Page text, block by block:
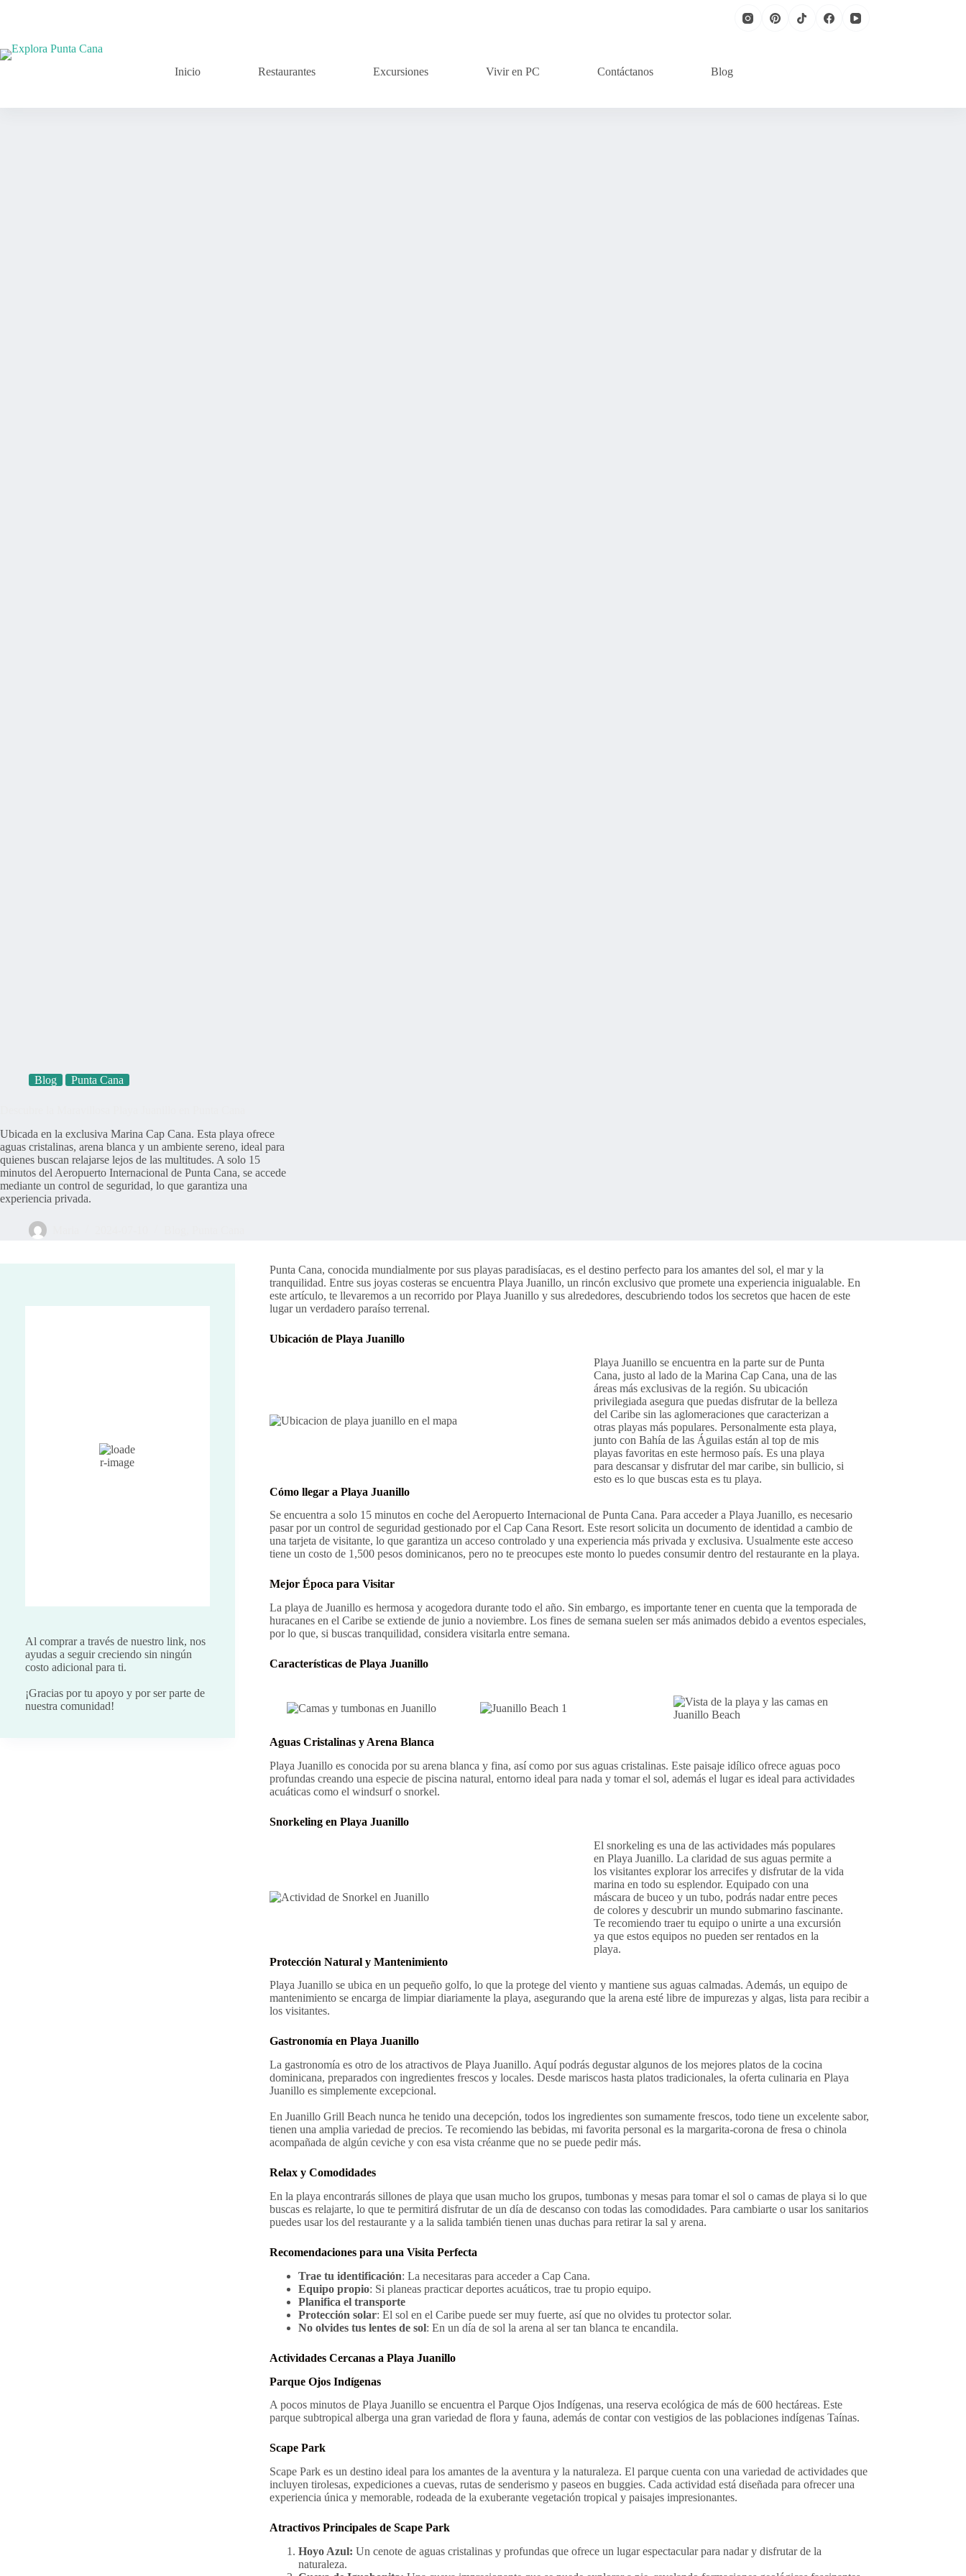
Inicio Restaurantes Excursiones Vivir en PC Contáctanos Blog
Blog Punta Cana
Ubicada en la exclusiva Marina Cap Cana. Esta playa ofrece
aguas cristalinas, arena blanca y un ambiente sereno, ideal para
quienes buscan relajarse lejos de las multitudes. A solo 15
minutos del Aeropuerto Internacional de Punta Cana, se accede
mediante un control de seguridad, lo que garantiza una
experiencia privada.
Punta Cana, conocida mundialmente por sus playas paradisíacas, es el destino perfecto para los amantes del sol, el mar y la
tranquilidad. Entre sus joyas costeras se encuentra Playa Juanillo, un rincón exclusivo que promete una experiencia inigualable. En
este artículo, te llevaremos a un recorrido por Playa Juanillo y sus alrededores, descubriendo todos los secretos que hacen de este
lugar un verdadero paraíso terrenal.
Ubicación de Playa Juanillo
Playa Juanillo se encuentra en la parte sur de Punta
Cana, justo al lado de la Marina Cap Cana, una de las
áreas más exclusivas de la región. Su ubicación
privilegiada asegura que puedas disfrutar de la belleza
del Caribe sin las aglomeraciones que caracterizan a
otras playas más populares. Personalmente esta playa,
junto con Bahía de las Águilas están al top de mis
playas favoritas en este hermoso país. Es una playa
para descansar y disfrutar del mar caribe, sin bullicio, si
esto es lo que buscas esta es tu playa.
Cómo llegar a Playa Juanillo
Se encuentra a solo 15 minutos en coche del Aeropuerto Internacional de Punta Cana. Para acceder a Playa Juanillo, es necesario
pasar por un control de seguridad gestionado por el Cap Cana Resort. Este resort solicita un documento de identidad a cambio de
una tarjeta de visitante, lo que garantiza un acceso controlado y una experiencia más privada y exclusiva. Usualmente este acceso
tiene un costo de 1,500 pesos dominicanos, pero no te preocupes este monto lo puedes consumir dentro del restaurante en la playa.
Mejor Época para Visitar
La playa de Juanillo es hermosa y acogedora durante todo el año. Sin embargo, es importante tener en cuenta que la temporada de
huracanes en el Caribe se extiende de junio a noviembre. Los fines de semana suelen ser más animados debido a eventos especiales,
por lo que, si buscas tranquilidad, considera visitarla entre semana.
Características de Playa Juanillo
Aguas Cristalinas y Arena Blanca
Playa Juanillo es conocida por su arena blanca y fina, así como por sus aguas cristalinas. Este paisaje idílico ofrece aguas poco
profundas creando una especie de piscina natural, entorno ideal para nada y tomar el sol, además el lugar es ideal para actividades
acuáticas como el windsurf o snorkel.
Snorkeling en Playa Juanillo
El snorkeling es una de las actividades más populares
en Playa Juanillo. La claridad de sus aguas permite a
los visitantes explorar los arrecifes y disfrutar de la vida
marina en todo su esplendor. Equipado con una
máscara de buceo y un tubo, podrás nadar entre peces
de colores y descubrir un mundo submarino fascinante.
Te recomiendo traer tu equipo o unirte a una excursión
ya que estos equipos no pueden ser rentados en la
playa.
Protección Natural y Mantenimiento
Playa Juanillo se ubica en un pequeño golfo, lo que la protege del viento y mantiene sus aguas calmadas. Además, un equipo de
mantenimiento se encarga de limpiar diariamente la playa, asegurando que la arena esté libre de impurezas y algas, lista para recibir a
los visitantes.
Gastronomía en Playa Juanillo
La gastronomía es otro de los atractivos de Playa Juanillo. Aquí podrás degustar algunos de los mejores platos de la cocina
dominicana, preparados con ingredientes frescos y locales. Desde mariscos hasta platos tradicionales, la oferta culinaria en Playa
Juanillo es simplemente excepcional.
En Juanillo Grill Beach nunca he tenido una decepción, todos los ingredientes son sumamente frescos, todo tiene un excelente sabor,
tienen una amplia variedad de precios. Te recomiendo las bebidas, mi favorita personal es la margarita-corona de fresa o chinola
acompañada de algún ceviche y con esa vista créanme que no se puede pedir más.
Relax y Comodidades
En la playa encontrarás sillones de playa que usan mucho los grupos, tumbonas y mesas para tomar el sol o camas de playa si lo que
buscas es relajarte, lo que te permitirá disfrutar de un día de descanso con todas las comodidades. Para cambiarte o usar los sanitarios
puedes usar los del restaurante y a la salida también tienen unas duchas para retirar la sal y arena.
Recomendaciones para una Visita Perfecta
Trae tu identificación: La necesitaras para acceder a Cap Cana.
Equipo propio: Si planeas practicar deportes acuáticos, trae tu propio equipo.
Planifica el transporte
Protección solar: El sol en el Caribe puede ser muy fuerte, así que no olvides tu protector solar.
No olvides tus lentes de sol: En un día de sol la arena al ser tan blanca te encandila.
Actividades Cercanas a Playa Juanillo
Parque Ojos Indígenas
A pocos minutos de Playa Juanillo se encuentra el Parque Ojos Indígenas, una reserva ecológica de más de 600 hectáreas. Este
parque subtropical alberga una gran variedad de flora y fauna, además de contar con vestigios de las poblaciones indígenas Taínas.
Scape Park
Scape Park es un destino ideal para los amantes de la aventura y la naturaleza. El parque cuenta con una variedad de actividades que
incluyen tirolesas, expediciones a cuevas, rutas de senderismo y paseos en buggies. Cada actividad está diseñada para ofrecer una
experiencia única y memorable, rodeada de la exuberante vegetación tropical y paisajes impresionantes.
Atractivos Principales de Scape Park
Hoyo Azul: Un cenote de aguas cristalinas y profundas que ofrece un lugar espectacular para nadar y disfrutar de la
naturaleza.
Al comprar a través de nuestro link, nos
ayudas a seguir creciendo sin ningún
costo adicional para ti.
¡Gracias por tu apoyo y por ser parte de
nuestra comunidad!